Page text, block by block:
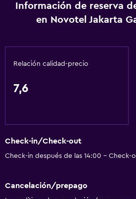
Información de reserva
en Novotel Jakarta
Relación calidad-precio
7,6
Check-in/Check-out
Check-in después de las 14:00 - Check-
Cancelación/prepago